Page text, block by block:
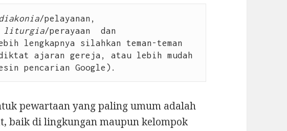
liturgia
lengkapnya silahkan teman-teman
ajaran gereja, atau lebih mudah
pencarian Google).
pewartaan yang paling umum adalah
baik di lingkungan maupun kelompok